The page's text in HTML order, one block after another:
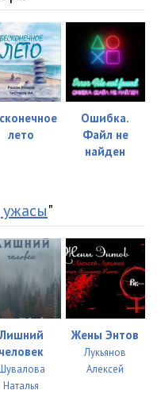
лето
Ошибка.
Файл не
найден
"
человек
Наталья
Жены Энтов
Лукьянов
Алексей